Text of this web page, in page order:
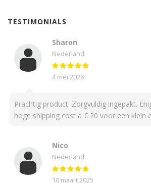
TESTIMONIALS
Sharon
Nederland
4 mei 2026
Prachtig product. Zorgvuldig ingepakt.
hoge shipping cost a € 20 voor een klein
Nico
Nederland
10 maart 2025